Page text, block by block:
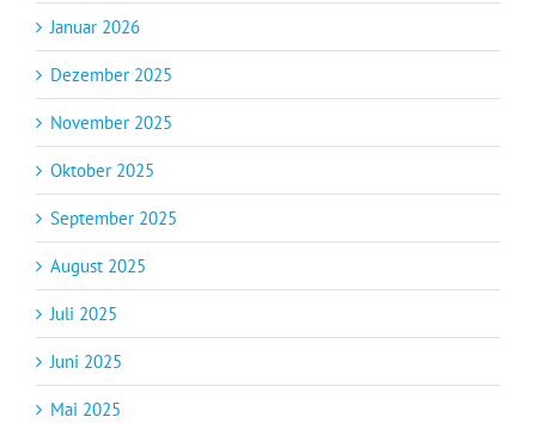
Januar 2026
Dezember 2025
November 2025
Oktober 2025
September 2025
August 2025
Juli 2025
Juni 2025
Mai 2025